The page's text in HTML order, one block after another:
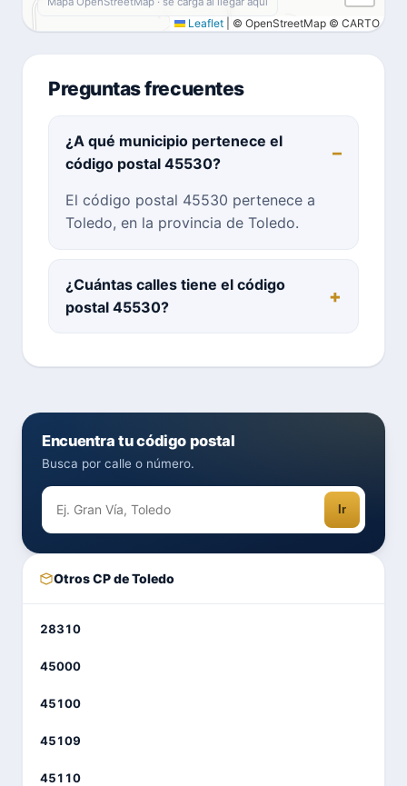
Leaflet © OpenStreetMap © CARTO
Preguntas frecuentes
¿A qué municipio pertenece el
código postal 45530?
El código postal 45530 pertenece a
Toledo, en la provincia de Toledo.
¿Cuántas calles tiene el código
postal 45530?
Encuentra tu código postal
Busca por calle o número.
Ir
Otros CP de Toledo
28310
45000
45100
45109
45110